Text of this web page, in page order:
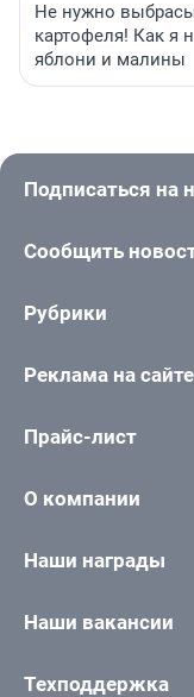
Не нужно
картофеля! Как я
яблони и малины
Подписаться на
Сообщить
Рубрики
Реклама на сайте
Прайс-лист
О компании
Наши награды
Наши вакансии
Техподдержка